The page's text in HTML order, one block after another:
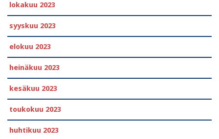
lokakuu 2023
syyskuu 2023
elokuu 2023
heinäkuu 2023
kesäkuu 2023
toukokuu 2023
huhtikuu 2023